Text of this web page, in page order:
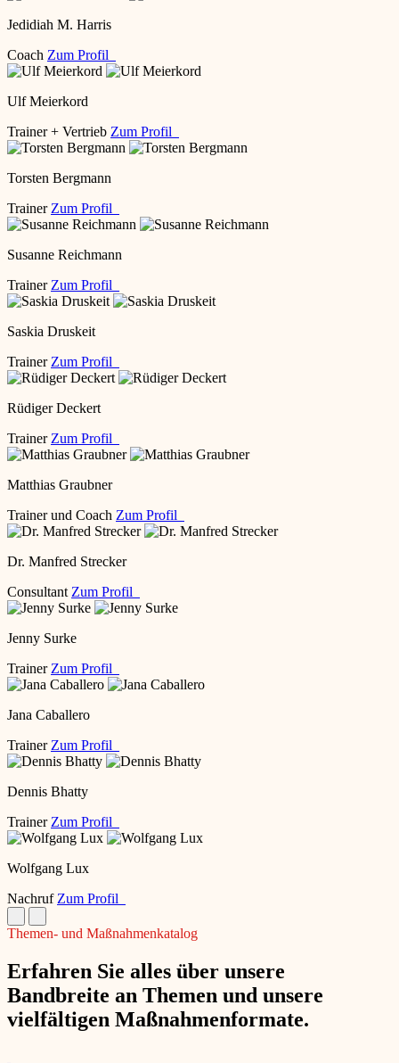
Jedidiah M. Harris
Coach Zum Profil
Ulf Meierkord
Trainer + Vertrieb Zum Profil
Torsten Bergmann
Trainer Zum Profil
Susanne Reichmann
Trainer Zum Profil
Saskia Druskeit
Trainer Zum Profil
Rüdiger Deckert
Trainer Zum Profil
Matthias Graubner
Trainer und Coach Zum Profil
Dr. Manfred Strecker
Consultant Zum Profil
Jenny Surke
Trainer Zum Profil
Jana Caballero
Trainer Zum Profil
Dennis Bhatty
Trainer Zum Profil
Wolfgang Lux
Nachruf Zum Profil
Themen- und Maßnahmenkatalog
Erfahren Sie alles über unsere
Bandbreite an Themen und unsere
vielfältigen Maßnahmenformate.